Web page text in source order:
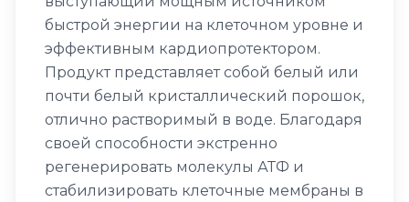
быстрой энергии на клеточном уровне и
эффективным кардиопротектором.
Продукт представляет собой белый или
почти белый кристаллический порошок,
отлично растворимый в воде. Благодаря
своей способности экстренно
регенерировать молекулы АТФ и
стабилизировать клеточные мембраны в